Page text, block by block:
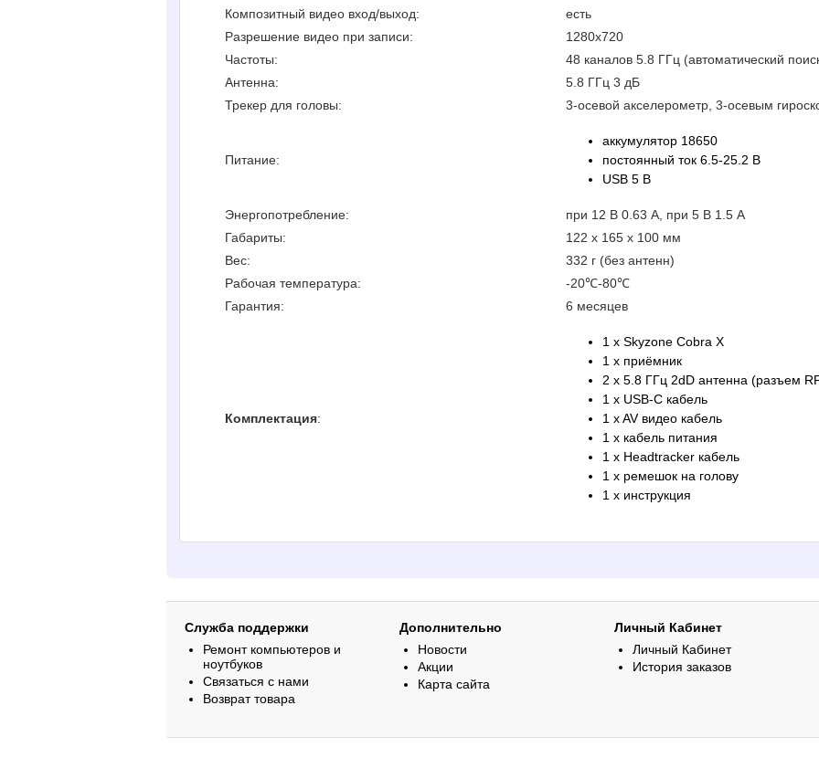
Композитный видео вход/выход:
есть
Разрешение видео при записи:
1280x720
Частоты:
48 каналов 5.8 ГГц (автоматический
Антенна:
5.8 ГГц 3 дБ
Трекер для головы:
3-осевой акселерометр, 3-осевым
Питание:
аккумулятор 18650
постоянный ток 6.5-25.2 В
USB 5 В
Энергопотребление:
при 12 В 0.63 А, при 5 В 1.5 А
Габариты:
122 x 165 x 100 мм
Вес:
332 г (без антенн)
Рабочая температура:
-20℃-80℃
Гарантия:
6 месяцев
Комплектация:
1 x Skyzone Cobra X
1 x приёмник
2 x 5.8 ГГц 2dD антенна (разъем
1 x USB-C кабель
1 x AV видео кабель
1 x кабель питания
1 x Headtracker кабель
1 x ремешок на голову
1 x инструкция
Служба поддержки
Ремонт компьютеров и
ноутбуков
Связаться с нами
Возврат товара
Дополнительно
Новости
Акции
Карта сайта
Личный Кабинет
Личный Кабинет
История заказов